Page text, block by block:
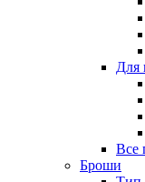
Для
Все
Броши